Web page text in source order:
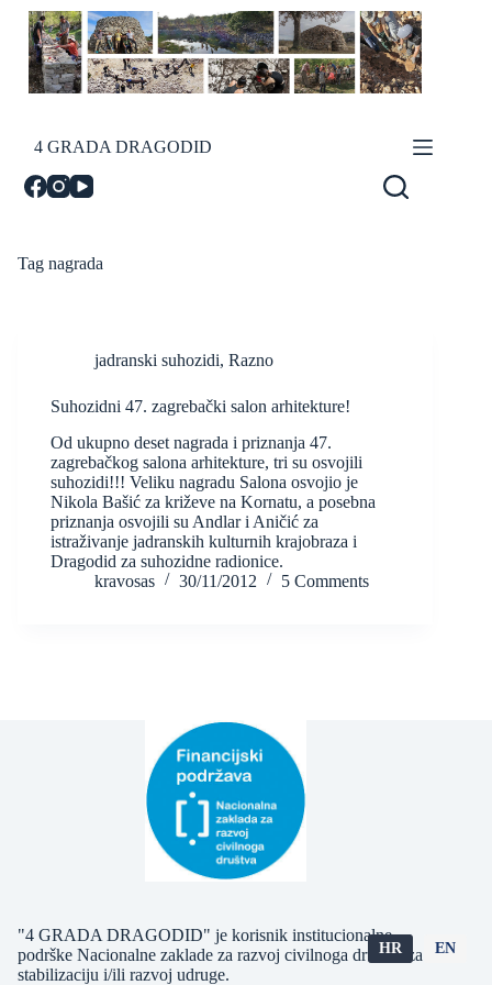
HR EN
Skip
content
4 GRADA DRAGODID
Tag nagrada
jadranski suhozidi, Razno
Suhozidni 47. zagrebački salon arhitekture!
Od ukupno deset nagrada i priznanja 47.
zagrebačkog salona arhitekture, tri su osvojili
suhozidi!!! Veliku nagradu Salona osvojio je
Nikola Bašić za križeve na Kornatu, a posebna
priznanja osvojili su Andlar i Aničić za
istraživanje jadranskih kulturnih krajobraza i
Dragodid za suhozidne radionice.
kravosas
30/11/2012 5 Comments
"4 GRADA DRAGODID" je korisnik institucionalne
podrške Nacionalne zaklade za razvoj civilnoga društva za
stabilizaciju i/ili razvoj udruge.